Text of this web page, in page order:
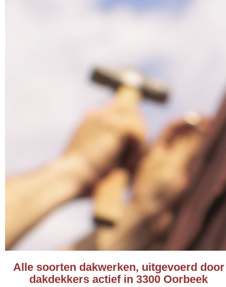
Alle soorten dakwerken, uitgevoerd door
dakdekkers actief in 3300 Oorbeek